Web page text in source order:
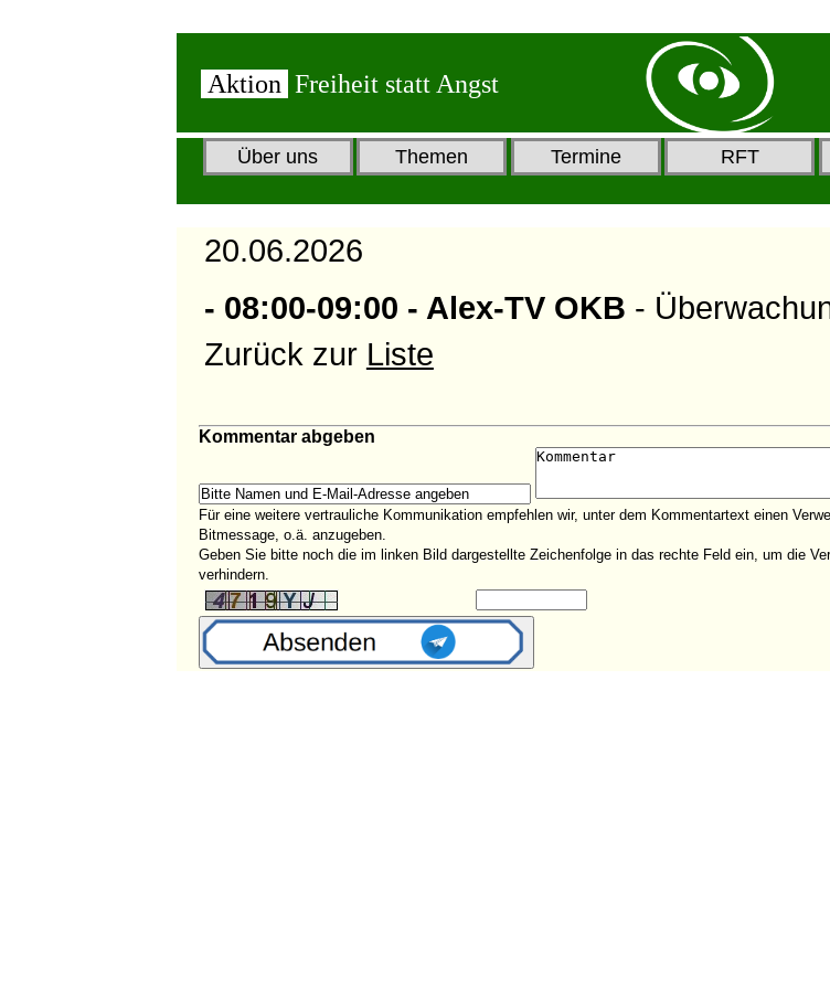
Aktion Freiheit statt Angst
Über uns Themen Termine RFT
20.06.2026
- 08:00-09:00 - Alex-TV OKB -
Zurück zur Liste
Kommentar abgeben
Für eine weitere vertrauliche Kommunikation empfehlen wir, unter dem Kommentartext einen
Bitmessage, o.ä. anzugeben.
Geben Sie bitte noch die im linken Bild dargestellte Zeichenfolge in das rechte Feld ein, um die
verhindern.